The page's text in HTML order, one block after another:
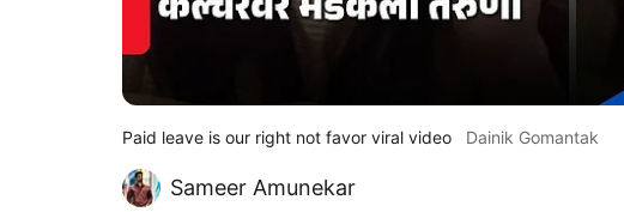
Paid leave is our right not favor viral video Dainik Gomantak
Sameer Amunekar